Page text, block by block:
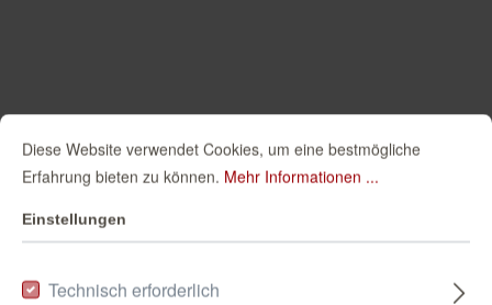
Diese Website verwendet Cookies, um eine bestmögliche
Erfahrung bieten zu können. Mehr Informationen ...
Einstellungen
Technisch erforderlich